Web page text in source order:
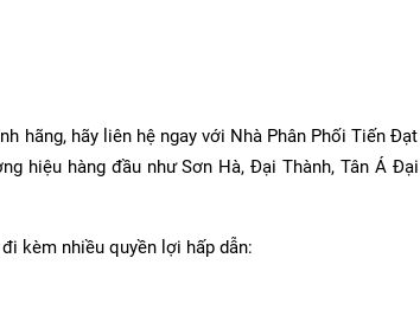
hãng, hãy liên hệ ngay với Nhà Phân Phối Tiến Đạt
hiệu hàng đầu như Sơn Hà, Đại Thành, Tân Á Đại
kèm nhiều quyền lợi hấp dẫn: